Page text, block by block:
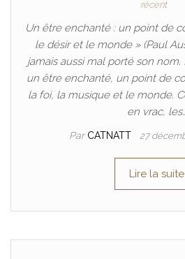
récent
Un être enchanté : un point de
le désir et le monde » (Paul
jamais aussi mal porté son nom.
un être enchanté, un point de
la foi, la musique et le monde.
en vrac,
Par CATNATT 27
Lire la suite